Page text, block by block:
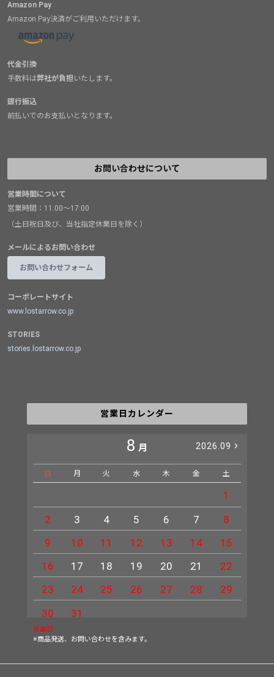
Amazon Pay
Amazon Pay決済がご利用いただけます。
代金引換
手数料は弊社が負担いたします。
銀行振込
前払いでのお支払いとなります。
お問い合わせについて
営業時間について
営業時間：11:00～17:00
（土日祝日及び、当社指定休業日を除く）
メールによるお問い合わせ
お問い合わせフォーム
コーポレートサイト
www.lostarrow.co.jp
STORIES
stories.lostarrow.co.jp
営業日カレンダー
8 月 2026.09
日 月 火 水 木 金 土
1
2
3 4 5 6 7
8
9
10 11 12 13 14
15
16
17 18 19 20 21
22
23
24 25 26 27 28
29
30
31
休業日
※商品発送、お問い合わせを含みます。